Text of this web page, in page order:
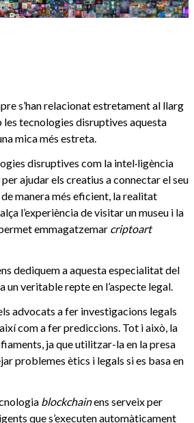
s’han relacionat estretament al llarg
les tecnologies disruptives aquesta
mica més estreta.
disruptives com la intel·ligència
ajudar els creatius a connectar el seu
manera més eficient, la realitat
l’experiència de visitar un museu i la
emmagatzemar criptoart
dediquem a aquesta especialitat del
un veritable repte en l’aspecte legal.
advocats a fer investigacions legals
com a fer prediccions. Tot i això, la
ja que utilitzar-la en la presa
problemes ètics i legals si es basa en
blockchainens serveix per
que s’executen automàticament